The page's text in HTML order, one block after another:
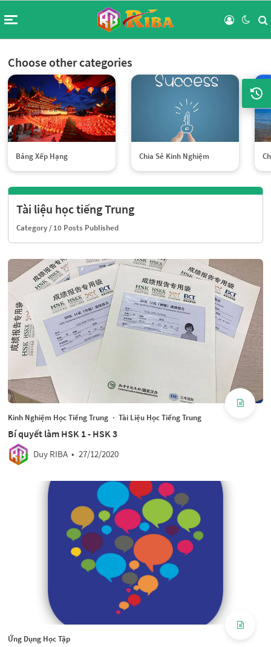
Choose other categories
Bảng Xếp Hạng Chia Sẻ Kinh Nghiệm
Tài liệu học tiếng Trung
Category/ 10 Posts Published
Kinh Nghiệm Học Tiếng Trung · Tài Liệu Học Tiếng Trung
Bí quyết làm HSK 1 - HSK 3
Duy RIBA • 27/12/2020
Ứng Dụng Học Tập